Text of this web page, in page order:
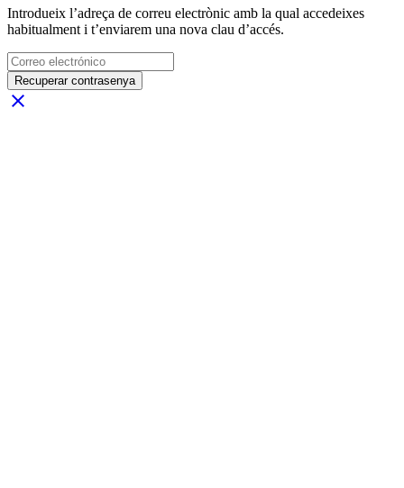
Introdueix l’adreça de correu electrònic amb la qual accedeixes
habitualment i t’enviarem una nova clau d’accés.
Recuperar contrasenya
close